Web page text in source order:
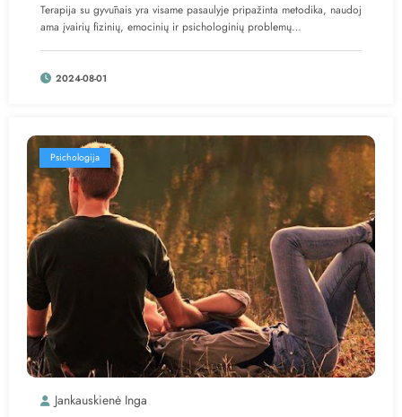
Terapija su gyvūnais yra visame pasaulyje pripažinta metodika, naudoj
ama įvairių fizinių, emocinių ir psichologinių problemų…
2024-08-01
Psichologija
Jankauskienė Inga